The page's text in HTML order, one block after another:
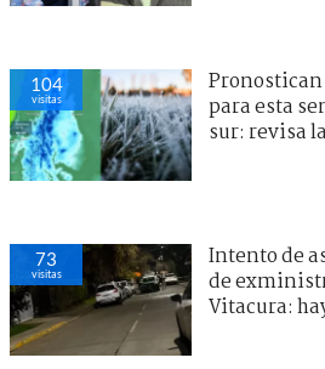
104
visitas
para esta
sur: revisa
73
visitas
Intento de
de
Vitacura: